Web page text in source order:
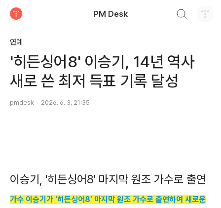
PM Desk
연예
'히든싱어8' 이승기, 14년 역사
새로 쓴 최저 득표 기록 달성
pmdesk 2026. 6. 3. 21:35
이승기, '히든싱어8' 마지막 원조 가수로 출연
가수 이승기가 '히든싱어8' 마지막 원조 가수로 출연하여 새로운